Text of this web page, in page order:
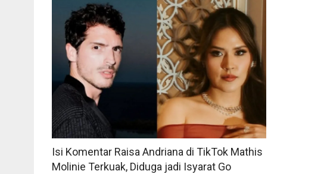
Isi Komentar Raisa Andriana di TikTok Mathis
Molinie Terkuak, Diduga jadi Isyarat Go